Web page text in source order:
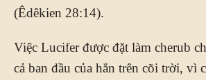
(Êdêkien 28:14).
Việc Lucifer được đặt làm cherub
cả ban đầu của hắn trên cõi trời, vì